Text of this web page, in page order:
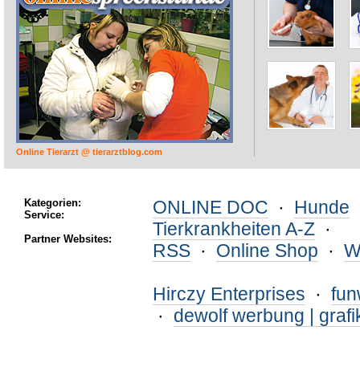
Online Tierarzt @ tierarztblog.com
Kategorien:
Service:
Partner Websites:
ONLINE DOC · Hunde
Tierkrankheiten A-Z ·
RSS · Online Shop ·
Hirczy Enterprises ·
· dewolf werbung |